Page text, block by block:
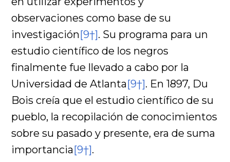
observaciones como base de su
investigación[9†]. Su programa para un
estudio científico de los negros
finalmente fue llevado a cabo por la
Universidad de Atlanta[9†]. En 1897, Du
Bois creía que el estudio científico de su
pueblo, la recopilación de conocimientos
sobre su pasado y presente, era de suma
importancia[9†].